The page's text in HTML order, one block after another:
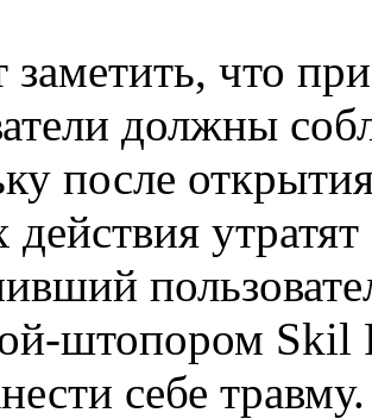
заметить, что
должны
после
действия
штопором Skil
себе травму.